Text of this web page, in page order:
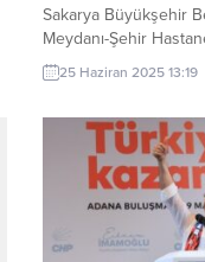
Sakarya Büyükşehir
Meydanı-Şehir
Hattı’nda sona
Raylı Sistem
Sakarya Büyükşehir
ulaşımını modernize
sürdürdüğü
devam ediyor. Gar
Hastanesi’ni
Metrobüs Hattı’nın ilk
25 Haziran 2025 13:19